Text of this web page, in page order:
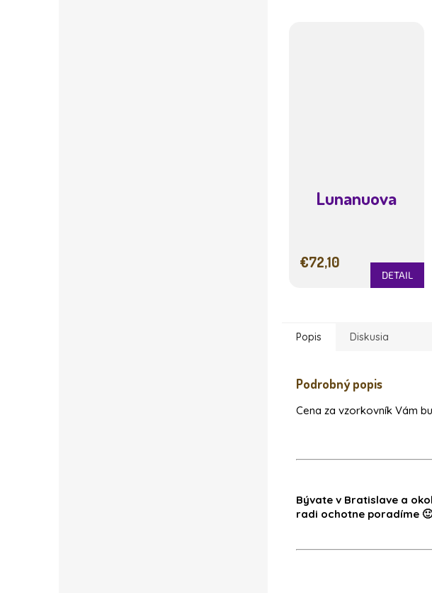
Lunanuova
€72,10
DETAIL
Popis Diskusia
Podrobný popis
Cena za vzorkovník Vám
Bývate v Bratislave a
radi ochotne poradíme 🙂